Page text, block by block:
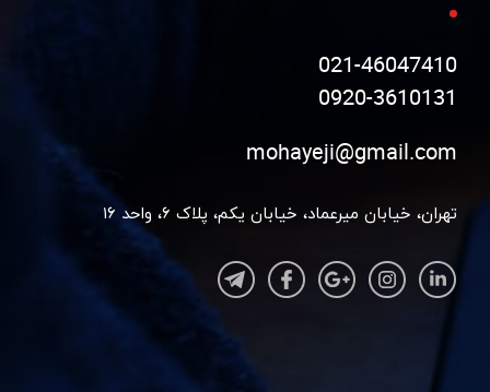
021-46047410
0920-3610131
mohayeji@gmail.com
تهران، خیابان میرعماد، خیابان یکم، پلاک ۶، واحد ۱۶